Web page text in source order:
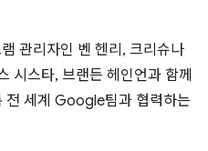
관리자인 벤 헨리, 크리슈나
시스타, 브랜든 헤인언과 함께
전 세계 Google팀과 협력하는